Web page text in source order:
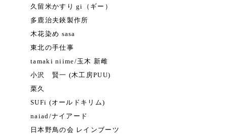
久留米かすり gi（ギー）
多鹿治夫鋏製作所
木花染め sasa
東北の手仕事
tamaki niime/玉木 新雌
小沢 賢一 (木工房PUU)
栗久
SUFi (オールドキリム)
naiad/ナイアード
日本野鳥の会 レインブーツ